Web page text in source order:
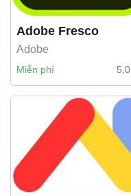
Adobe Fresco
Adobe
Miễn phí 5,0